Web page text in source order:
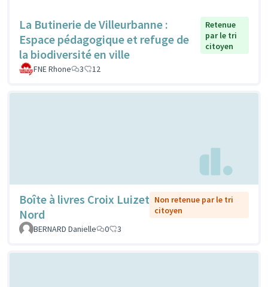
La Butinerie de Villeurbanne :
Espace pédagogique et refuge de
la biodiversité en ville
Retenue
par le tri
citoyen
FNE Rhone 3 12
Boîte à livres Croix Luizet
Nord
Non retenue par le tri
citoyen
BERNARD Danielle
0 3